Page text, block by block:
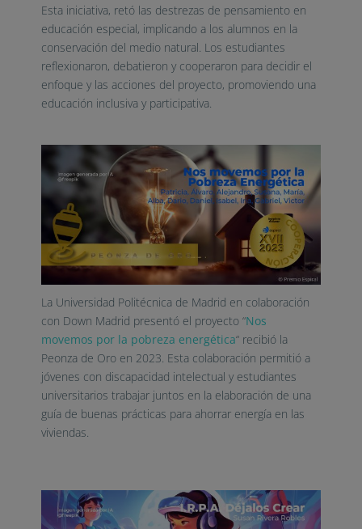
Esta iniciativa, retó las destrezas de pensamiento en
educación especial, implicando a los alumnos en la
conservación del medio natural. Los estudiantes
reflexionaron, debatieron y cooperaron para decidir el
enfoque y las acciones del proyecto, promoviendo una
educación inclusiva y participativa.
La Universidad Politécnica de Madrid en colaboración
con Down Madrid presentó el proyecto“Nos
movemos por la pobreza energética“ recibió la
Peonza de Oro en 2023. Esta colaboración permitió a
jóvenes con discapacidad intelectual y estudiantes
universitarios trabajar juntos en la elaboración de una
guía de buenas prácticas para ahorrar energía en las
viviendas.